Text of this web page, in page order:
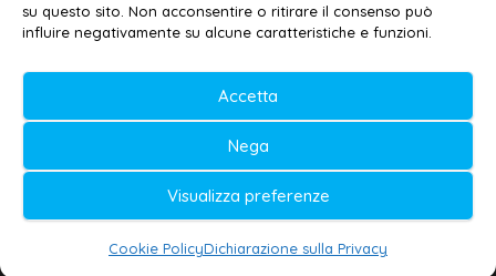
su questo sito. Non acconsentire o ritirare il consenso può
influire negativamente su alcune caratteristiche e funzioni.
Accetta
Nega
Visualizza preferenze
Cookie PolicyDichiarazione sulla Privacy
© 2020-2026 | Galatina24 ®
Stampa Tribunale di Lecce
Editore e direttore responsabile:
Daniele G. Masciullo
Galatina24 è marchio registrato dal Ministero